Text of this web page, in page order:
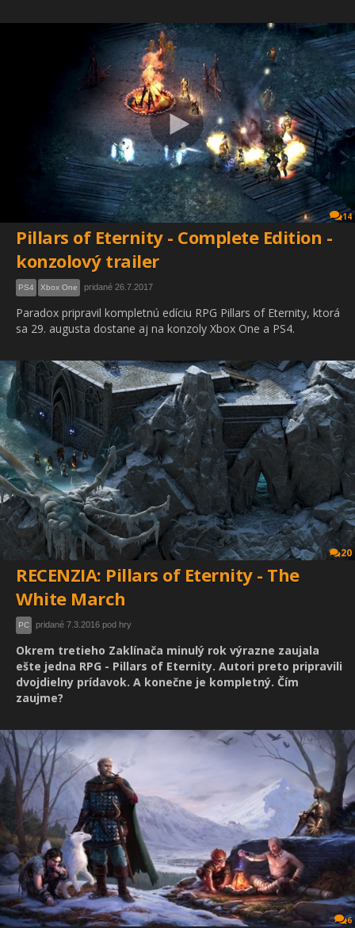
14
Pillars of Eternity - Complete Edition -
konzolový trailer
PS4 Xbox One pridané 26.7.2017
Paradox pripravil kompletnú edíciu RPG Pillars of Eternity, ktorá
sa 29. augusta dostane aj na konzoly Xbox One a PS4.
20
RECENZIA: Pillars of Eternity - The
White March
PC pridané 7.3.2016 pod hry
Okrem tretieho Zaklínača minulý rok výrazne zaujala
ešte jedna RPG - Pillars of Eternity. Autori preto pripravili
dvojdielny prídavok. A konečne je kompletný. Čím
zaujme?
6